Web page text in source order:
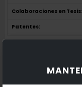
Colaboraciones en Tesis:
Patentes:
Documentos en revistas: